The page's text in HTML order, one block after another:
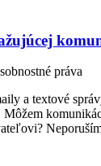
práva
a textové